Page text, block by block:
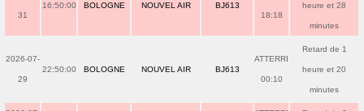
31
16:50:00 BOLOGNE NOUVEL AIR BJ613
18:18
heure et 28
minutes
2026-07-
29
22:50:00 BOLOGNE NOUVEL AIR BJ613
ATTERRI
00:10
Retard de 1
heure et 20
minutes